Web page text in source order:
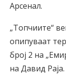
Арсенал.
„Топчиите“
опипуваат
број 2 на
на Давид Раја.